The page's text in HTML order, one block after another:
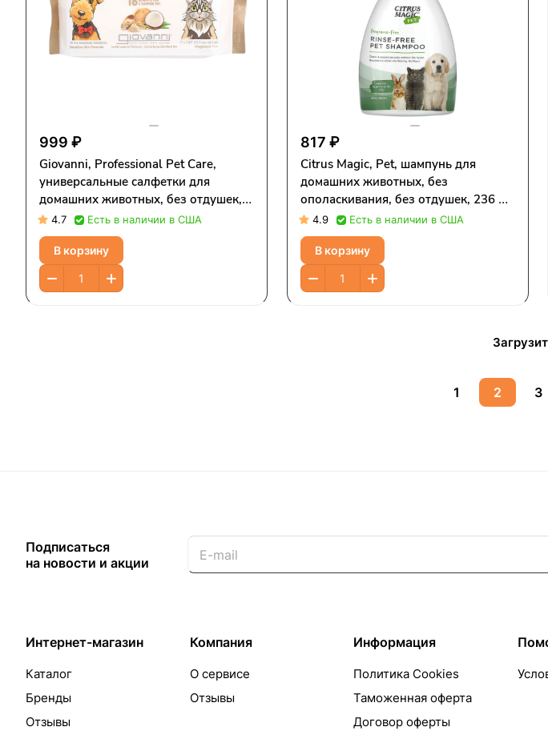
999 ₽
Giovanni, Professional Pet Care,
универсальные салфетки для
домашних животных, без отдушек,
75 предварительно увлажненных
салфеток
4.7 Есть в наличии в США
В корзину
817 ₽
Citrus Magic, Pet, шампунь для
домашних животных, без
ополаскивания, без отдушек, 236 мл
(8 жидк. Унций)
4.9 Есть в наличии в США
В корзину
1 2 3
Подписаться
на новости и акции
Интернет-магазин
Каталог
Бренды
Отзывы
Компания
О сервисе
Отзывы
Информация
Политика Cookies
Таможенная оферта
Договор оферты